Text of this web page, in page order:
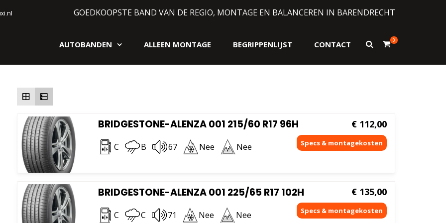
GOEDKOOPSTE BAND VAN DE REGIO, MONTAGE EN BALANCEREN IN BARENDRECHT
AUTOBANDEN ALLEEN MONTAGE BEGRIPPENLIJST CONTACT
Toon
0
op
BRIDGESTONE-ALENZA 001 215/60 R17 96H
C B 67 Nee Nee
€ 112,00
BRIDGESTONE-ALENZA 001 225/65 R17 102H
C C 71 Nee Nee
€ 135,00